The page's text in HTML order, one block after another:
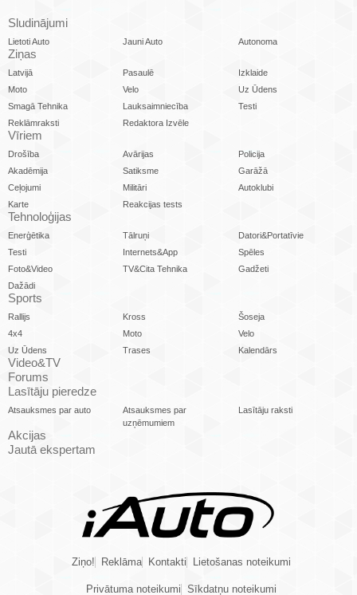
Sludinājumi
Lietoti Auto Jauni Auto Autonoma
Ziņas
Latvijā Pasaulē
Izklaide
Moto
Velo
Uz Ūdens
Smagā Tehnika
Lauksaimniecība
Testi
Reklāmraksti
Redaktora Izvēle
Vīriem
Drošība Avārijas
Policija
Akadēmija
Satiksme
Garāžā
Ceļojumi
Militāri
Autoklubi
Karte
Reakcijas tests
Tehnoloģijas
Enerģētika Tālruņi
Datori&Portatīvie
Testi
Internets&App
Spēles
Foto&Video
TV&Cita Tehnika
Gadžeti
Dažādi
Sports
Rallijs Kross
Šoseja
4x4
Moto
Velo
Uz Ūdens
Trases Kalendārs
Video&TV
Forums
Lasītāju pieredze
Atsauksmes par auto
Atsauksmes par
uzņēmumiem
Lasītāju raksti
Akcijas
Jautā ekspertam
Ziņo! Reklāma Kontakti Lietošanas noteikumi
Privātuma noteikumi Sīkdatņu noteikumi